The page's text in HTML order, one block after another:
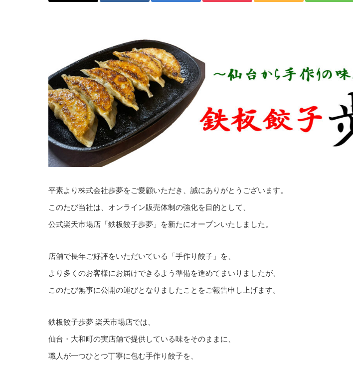
平素より株式会社歩夢をご愛顧いただき、誠にありがとうございます。
このたび当社は、オンライン販売体制の強化を目的として、
公式楽天市場店「鉄板餃子歩夢」を新たにオープンいたしました。
店舗で長年ご好評をいただいている「手作り餃子」を、
より多くのお客様にお届けできるよう準備を進めてまいりましたが、
このたび無事に公開の運びとなりましたことをご報告申し上げます。
鉄板餃子歩夢 楽天市場店では、
仙台・大和町の実店舗で提供している味をそのままに、
職人が一つひとつ丁寧に包む手作り餃子を、